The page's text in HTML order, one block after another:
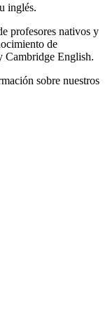
inglés.
profesores nativos y
de
Cambridge English.
sobre nuestros